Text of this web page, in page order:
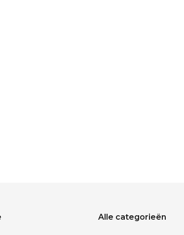
Alle categorieën